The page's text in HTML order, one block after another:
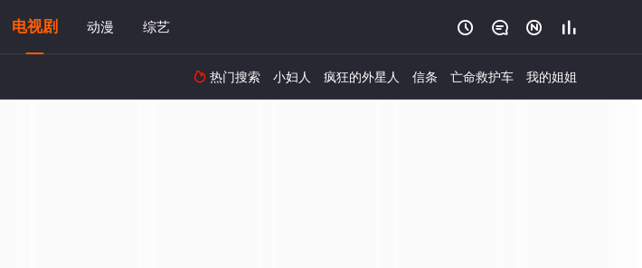
电视剧 动漫 综艺    
 热门搜索 小妇人 疯狂的外星人 信条 亡命救护车 我的姐姐